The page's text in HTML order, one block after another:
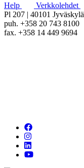
Help
Verkkolehdet
Pl 207 | 40101 Jyväskylä
puh. +358 20 743 8100
fax. +358 14 449 9694